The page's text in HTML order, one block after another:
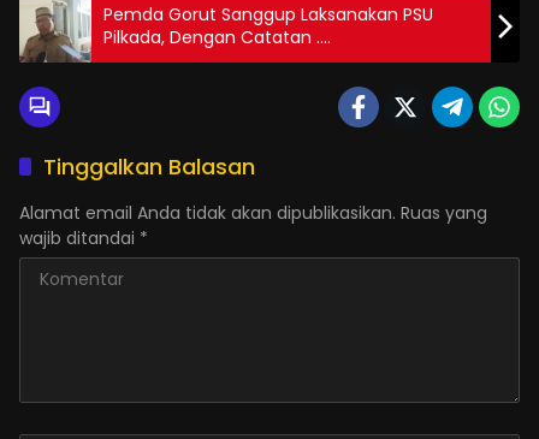
Pemda Gorut Sanggup Laksanakan PSU
Pilkada, Dengan Catatan ….
Tinggalkan Balasan
Alamat email Anda tidak akan dipublikasikan. Ruas yang
wajib ditandai *